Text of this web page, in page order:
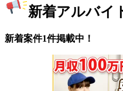
新着アルバイ
新着案件1件掲載中！